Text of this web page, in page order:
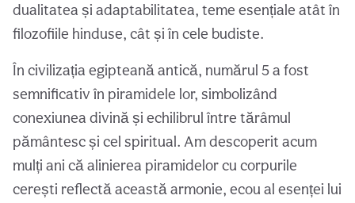
dualitatea și adaptabilitatea, teme esențiale atât în
filozofiile hinduse, cât și în cele budiste.
În civilizația egipteană antică, numărul 5 a fost
semnificativ în piramidele lor, simbolizând
conexiunea divină și echilibrul între tărâmul
pământesc și cel spiritual. Am descoperit acum
mulți ani că alinierea piramidelor cu corpurile
cerești reflectă această armonie, ecou al esenței lui